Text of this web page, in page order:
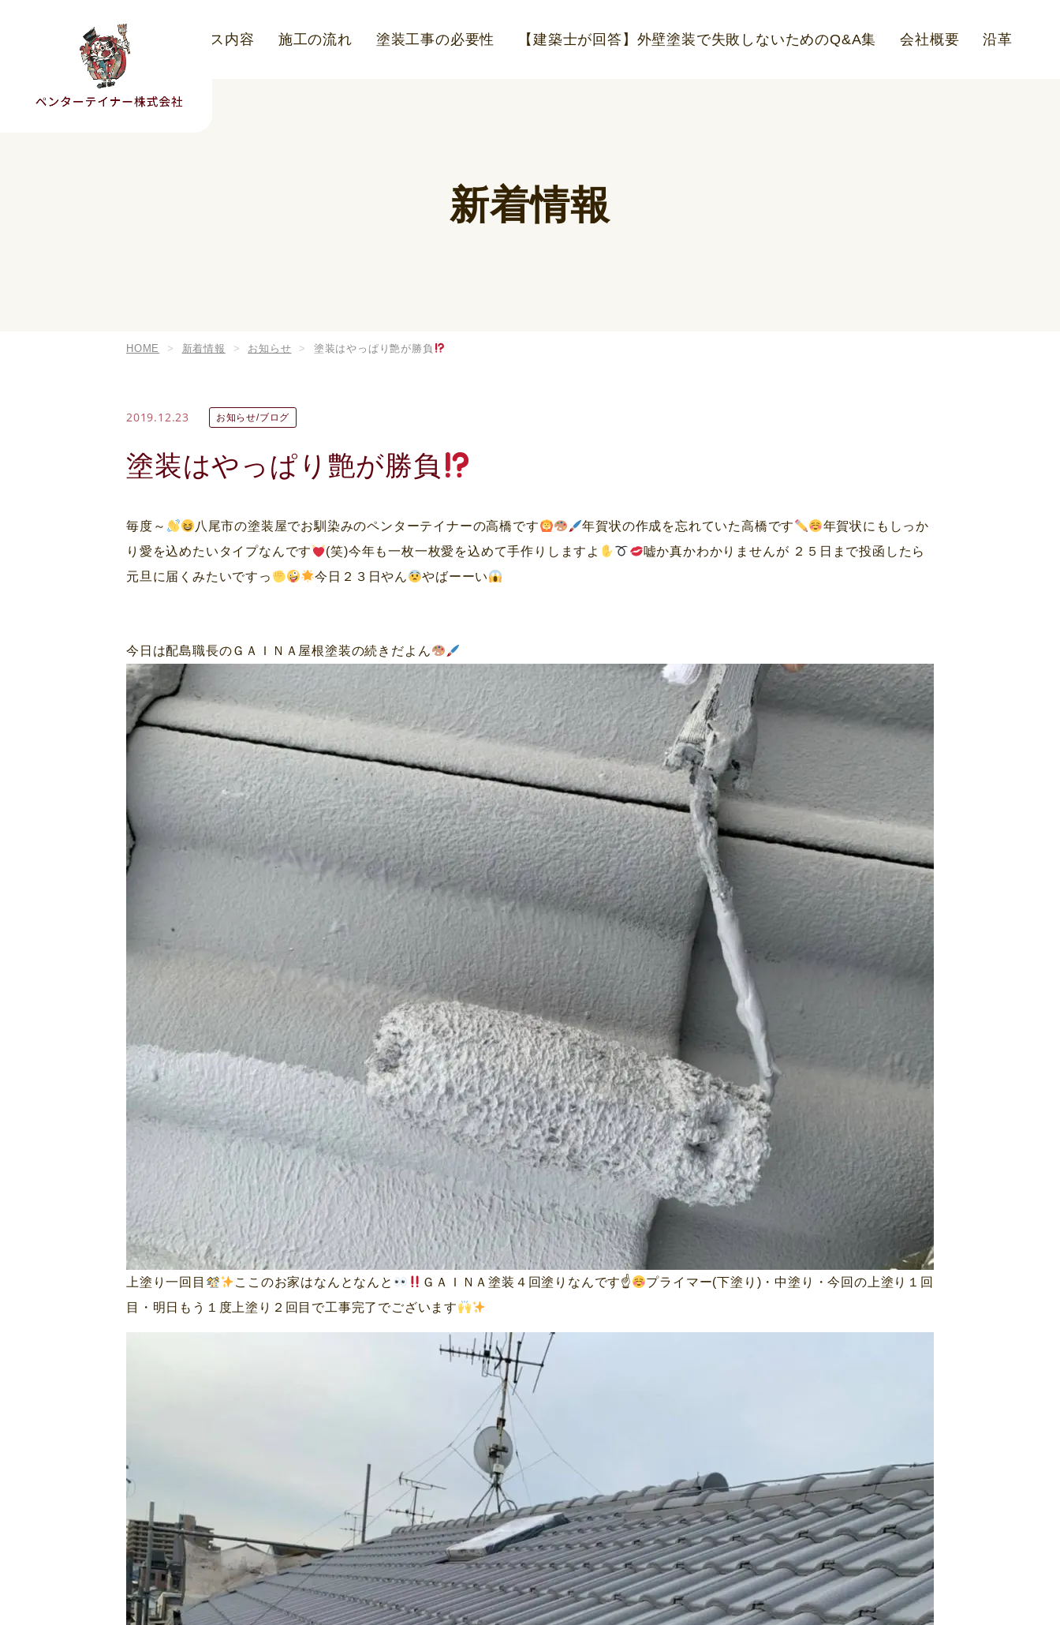
こだわり サービス内容 施工の流れ 塗装工事の必要性 【建築士が回答】外壁塗装で失敗しないためのQ&A集 会社概要 沿革
新着情報
HOME 新着情報 お知らせ 塗装はやっぱり艶が勝負
2019.12.23 お知らせ/ブログ
塗装はやっぱり艶が勝負
毎度～ 八尾市の塗装屋でお馴染みのペンターテイナーの高橋です 年賀状の作成を忘れていた高橋です
年賀状にもしっか
り愛を込めたいタイプなんです
(笑)今年も一枚一枚愛を込めて手作りしますよ
嘘か真かわかりませんが ２５日まで投函したら
元旦に届くみたいですっ
今日２３日やん やばーーい
今日は配島職長のＧＡＩＮＡ屋根塗装の続きだよん
上塗り一回目 ここのお家はなんとなんと ＧＡＩＮＡ塗装４回塗りなんです☝
プライマー(下塗り)・中塗り・今回の上塗り１回
目・明日もう１度上塗り２回目で工事完了でございます